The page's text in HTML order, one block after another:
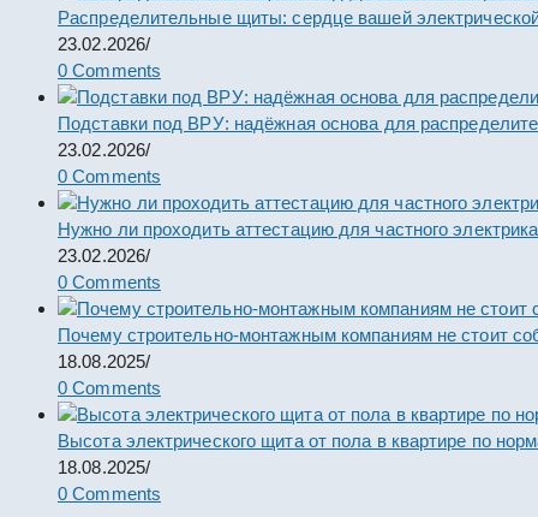
Распределительные щиты: сердце вашей
23.02.2026/
0 Comments
Подставки под ВРУ: надёжная основа для
23.02.2026/
0 Comments
Нужно ли проходить аттестацию для частного
23.02.2026/
0 Comments
Почему строительно-монтажным компаниям не стоит
18.08.2025/
0 Comments
Высота электрического щита от пола в квартире по
18.08.2025/
0 Comments